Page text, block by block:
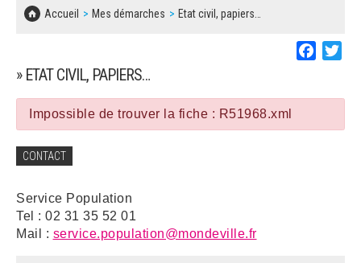
Accueil Mes démarches Etat civil, papiers…
» ETAT CIVIL, PAPIERS…
Impossible de trouver la fiche : R51968.xml
CONTACT
Service Population
Tel : 02 31 35 52 01
Mail : service.population@mondeville.fr
CONCERTATIONS PUBLIQUES
SOLIDARITÉ, LOGEMENT
EMPLOI
URBANISME
POLICE MUNICIPALE
BESOIN D'UNE AIDE ?
LES ASSOCIATIONS
MARCHÉS PUBLICS
SUR LES RISQUES MAJEURS
REGLEMENT LOCAL DE PUBLICITÉ
DECLARATION DE DEMARCHAGE
DOSSIER DE DEMANDE DE SUBVENTION